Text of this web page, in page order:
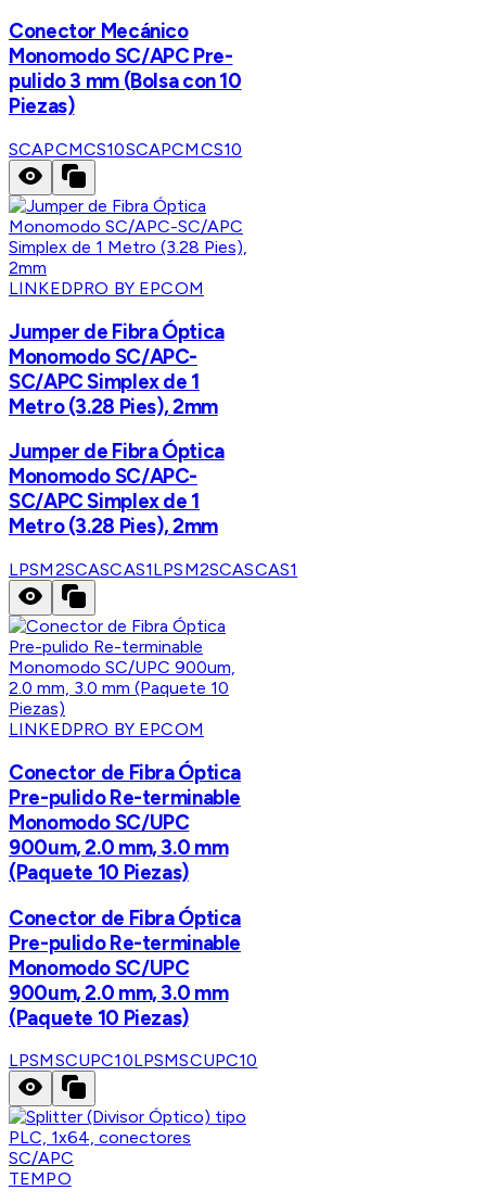
Conector Mecánico
Monomodo SC/APC Pre-
pulido 3 mm (Bolsa con 10
Piezas)
SCAPCMCS10SCAPCMCS10
LINKEDPRO BY EPCOM
Jumper de Fibra Óptica
Monomodo SC/APC-
SC/APC Simplex de 1
Metro (3.28 Pies), 2mm
Jumper de Fibra Óptica
Monomodo SC/APC-
SC/APC Simplex de 1
Metro (3.28 Pies), 2mm
LPSM2SCASCAS1LPSM2SCASCAS1
LINKEDPRO BY EPCOM
Conector de Fibra Óptica
Pre-pulido Re-terminable
Monomodo SC/UPC
900um, 2.0 mm, 3.0 mm
(Paquete 10 Piezas)
Conector de Fibra Óptica
Pre-pulido Re-terminable
Monomodo SC/UPC
900um, 2.0 mm, 3.0 mm
(Paquete 10 Piezas)
LPSMSCUPC10LPSMSCUPC10
TEMPO